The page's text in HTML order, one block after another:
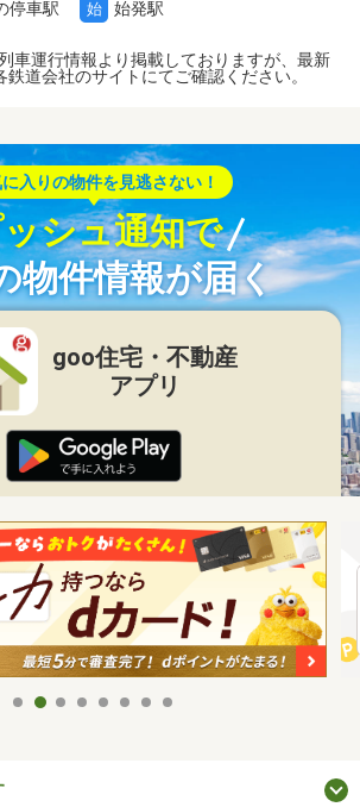
停車駅 始 始発駅
車運行情報より掲載しておりますが、最新
鉄道会社のサイトにてご確認ください。
入りの物件を見逃さない！
シュ通知で
物件情報が届く
goo住宅・不動産
アプリ